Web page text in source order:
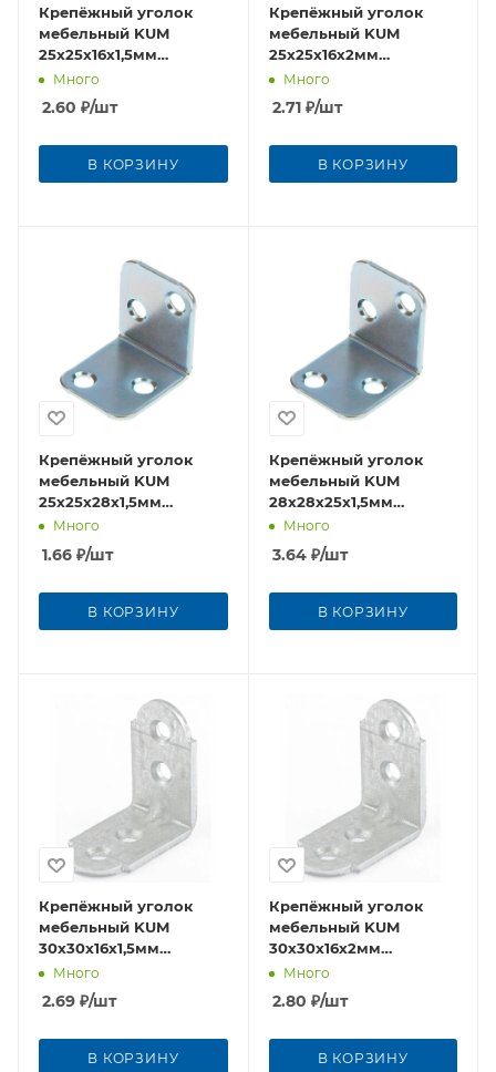
Крепёжный уголок
мебельный KUM
25x25x16x1,5мм
оцинкованная сталь
Много
2.60 ₽/шт
В КОРЗИНУ
Крепёжный уголок
мебельный KUM
25x25x16x2мм
оцинкованная сталь
Много
2.71₽/шт
В КОРЗИНУ
Крепёжный уголок
мебельный KUM
25x25x28x1,5мм
оцинкованная сталь
Много
1.66 ₽/шт
В КОРЗИНУ
Крепёжный уголок
мебельный KUM
28x28x25x1,5мм
оцинкованная сталь
Много
3.64₽/шт
В КОРЗИНУ
Крепёжный уголок
мебельный KUM
30x30x16x1,5мм
оцинкованная сталь
Много
2.69 ₽/шт
В КОРЗИНУ
Крепёжный уголок
мебельный KUM
30x30x16x2мм
оцинкованная сталь
Много
2.80 ₽/шт
В КОРЗИНУ